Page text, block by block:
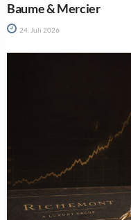
Baume & Mercier
24. Juli 2026